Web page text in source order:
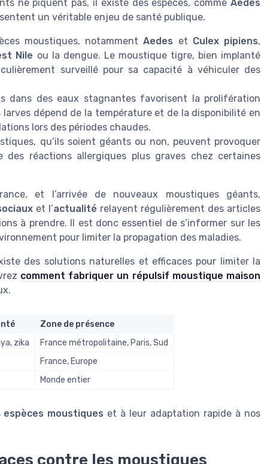
ne piquent pas, il existe des espèces, comme Aedes
un véritable enjeu de santé publique.
moustiques, notammentAedes et Culex pipiens,
Nile ou la dengue. Le moustique tigre, bien implanté
surveillé pour sa capacité à véhiculer des
dans des eaux stagnantes favorisent la prolifération
dépend de la température et de la disponibilité en
lors des périodes chaudes.
qu’ils soient géants ou non, peuvent provoquer
des réactions allergiques plus graves chez certaines
et l’arrivée de nouveaux moustiques géants,
et l’actualité relayent régulièrement des articles
à prendre. Il est donc essentiel de s’informer sur les
pour limiter la propagation des maladies.
des solutions naturelles et efficaces pour limiter la
comment fabriquer un répulsif moustique maison
Zone de présence
zika
France métropolitaine, Paris, Sud
France, Europe
Monde entier
espèces moustiques et à leur adaptation rapide à nos
contre les moustiques